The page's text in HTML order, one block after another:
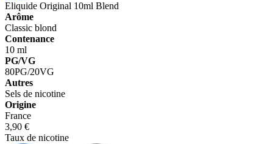
Eliquide Original 10ml Blend
Arôme
Classic blond
Contenance
10 ml
PG/VG
80PG/20VG
Autres
Sels de nicotine
Origine
France
3,90 €
Taux de nicotine